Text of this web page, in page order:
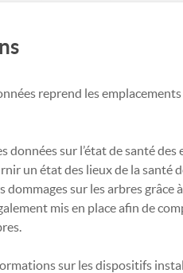
reprend les
données sur l’état de santé
un état des lieux de la santé
dommages sur les arbres
mis en place afin de
sur les dispositifs